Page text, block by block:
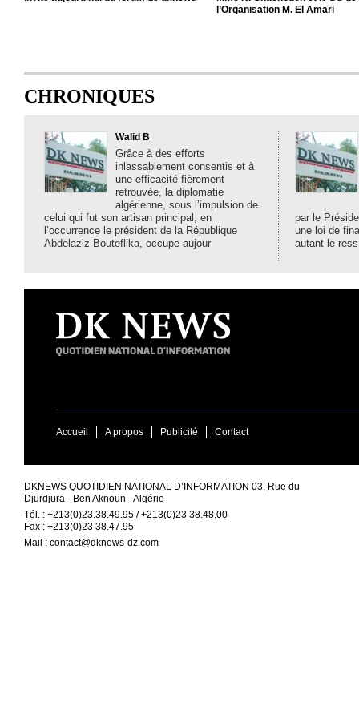
l’Organisation M. El Amari
CHRONIQUES
Walid B
Grâce à des efforts
inlassablement consentis et à
une efficacité fièrement
retrouvée, la diplomatie
algérienne, sous l’impulsion de
celui qui fut son artisan principal, en
l’occurrence le président de la République
Abdelaziz Bouteflika, occupe aujour
par le
une loi de
autant le ress
Accueil A propos Publicité Contact
DKNEWS QUOTIDIEN NATIONAL D’INFORMATION 03, Rue du
Djurdjura - Ben Aknoun - Algérie
Tél. : +213(0)23.38.49.95 / +213(0)23 38.48.00
Fax : +213(0)23 38.47.95
Mail : contact@dknews-dz.com